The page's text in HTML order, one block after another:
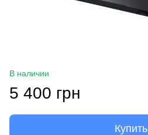
В наличии
5 400 грн
Купить